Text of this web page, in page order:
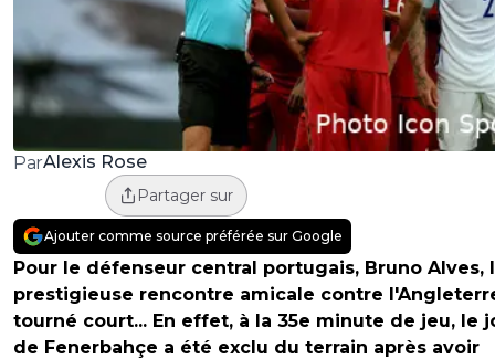
ParAlexis Rose
Partager sur
Ajouter comme source préférée sur Google
Pour le défenseur central portugais, Bruno Alves,
prestigieuse rencontre amicale contre
tourné court... En effet, à la 35e minute de jeu, le
de Fenerbahçe a été exclu du terrain après avoir